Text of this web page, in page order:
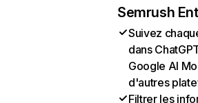
Semrush
Suivez
dans
Google AI
d'autres
Filtrer les